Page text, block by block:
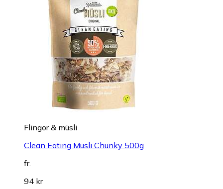
Flingor & müsli
Clean Eating Müsli Chunky 500g
fr.
94 kr